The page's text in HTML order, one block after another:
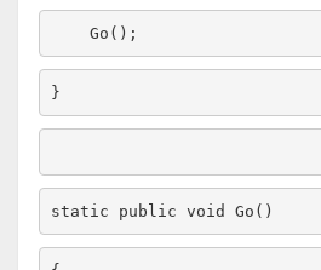
static public void